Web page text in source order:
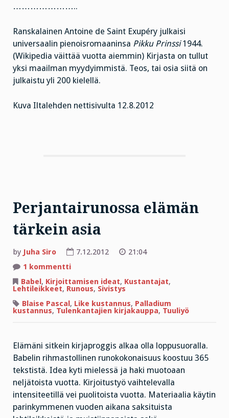
…………………..
Ranskalainen Antoine de Saint Exupéry julkaisi
universaalin pienoisromaaninsa Pikku Prinssi1944.
(Wikipedia väittää vuotta aiemmin) Kirjasta on tullut
yksi maailman myydyimmistä. Teos, tai osia siitä on
julkaistu yli 200 kielellä.
Kuva Iltalehden nettisivulta 12.8.2012
Perjantairunossa elämän
tärkein asia
by Juha Siro 7.12.2012
21:04
1 kommenttiartikkeliin
elämän
tärkein
Babel, Kirjoittamisen ideat, Kustantajat,
Lehtileikkeet, Runous, Sivistys
Blaise Pascal, Like kustannus, Palladium
kustannus, Tulenkantajien kirjakauppa, Tuuliyö
Elämäni sitkein kirjaproggis alkaa olla loppusuoralla.
Babelin rihmastollinen runokokonaisuus koostuu 365
tekstistä. Idea kyti mielessä ja haki muotoaan
neljätoista vuotta. Kirjoitustyö vaihtelevalla
intensiteetillä vei puolitoista vuotta. Materiaalia käytin
parinkymmenen vuoden aikana saksituista